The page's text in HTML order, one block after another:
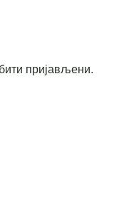
бити пријављени.